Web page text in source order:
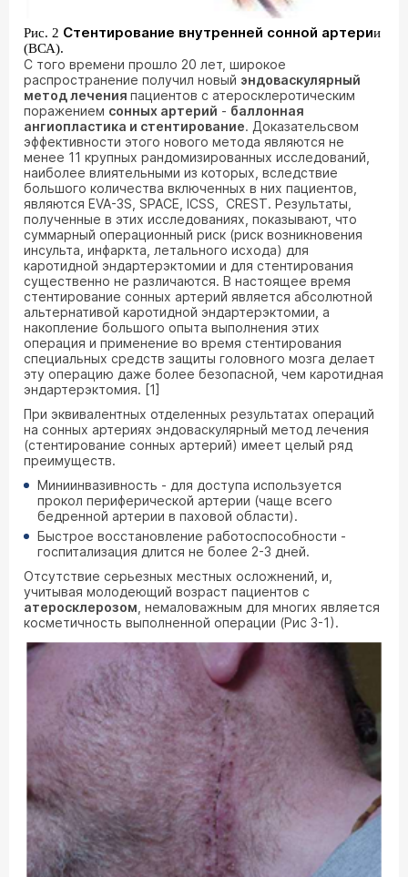
Рис. 2 Стентирование внутренней сонной артерии
(ВСА).
С того времени прошло 20 лет, широкое
распространение получил новый эндоваскулярный
метод лечения пациентов с атеросклеротическим
поражением сонных артерий - баллонная
ангиопластика и стентирование. Доказательсвом
эффективности этого нового метода являются не
менее 11 крупных рандомизированных исследований,
наиболее влиятельными из которых, вследствие
большого количества включенных в них пациентов,
являются EVA-3S, SPACE, ICSS, CREST. Результаты,
полученные в этих исследованиях, показывают, что
суммарный операционный риск (риск возникновения
инсульта, инфаркта, летального исхода) для
каротидной эндартерэктомии и для стентирования
существенно не различаются. В настоящее время
стентирование сонных артерий является абсолютной
альтернативой каротидной эндартерэктомии, а
накопление большого опыта выполнения этих
операция и применение во время стентирования
специальных средств защиты головного мозга делает
эту операцию даже более безопасной, чем каротидная
эндартерэктомия. [1]
При эквивалентных отделенных результатах операций
на сонных артериях эндоваскулярный метод лечения
(стентирование сонных артерий) имеет целый ряд
преимуществ.
Миниинвазивность - для доступа используется
прокол периферической артерии (чаще всего
бедренной артерии в паховой области).
Быстрое восстановление работоспособности -
госпитализация длится не более 2-3 дней.
Отсутствие серьезных местных осложнений, и,
учитывая молодеющий возраст пациентов с
атеросклерозом , немаловажным для многих является
косметичность выполненной операции (Рис 3-1).